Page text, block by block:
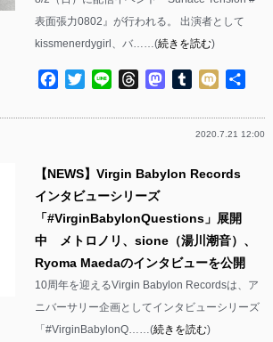
表面張力0802』が行われる。 出演者として
kissmenerdygirl、バ……(続きを読む)
Facebook
TwitterLine ThreadsMastodon
Tumblr
Mixi
2020.7.21 12:00
【NEWS】Virgin Babylon Records
インタビューシリーズ
「#VirginBabylonQuestions」展開
中 メトロノリ、sione（湯川潮音）、
Ryoma Maedaのインタビューを公開
10周年を迎えるVirgin Babylon Recordsは、ア
ニバーサリー企画としてインタビューシリーズ
「#VirginBabylonQ……(続きを読む)